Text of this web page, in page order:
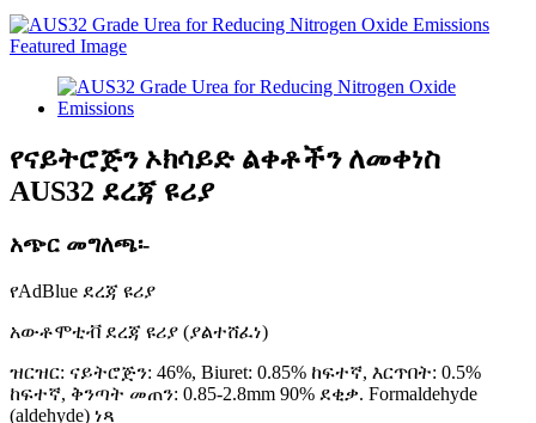
የናይትሮጅን ኦክሳይድ ልቀቶችን ለመቀነስ
AUS32 ደረጃ ዩሪያ
አጭር መግለጫ፡-
የAdBlue ደረጃ ዩሪያ
አውቶሞቲቭ ደረጃ ዩሪያ (ያልተሸፈነ)
ዝርዝር: ናይትሮጅን: 46%, Biuret: 0.85% ከፍተኛ, እርጥበት: 0.5%
ከፍተኛ, ቅንጣት መጠን: 0.85-2.8mm 90% ደቂቃ. Formaldehyde
(aldehyde) ነጻ